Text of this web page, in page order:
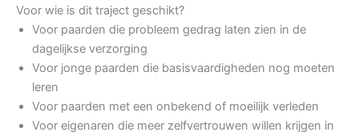
Voor wie is dit traject geschikt?
Voor paarden die probleem gedrag laten zien in de
dagelijkse verzorging
Voor jonge paarden die basisvaardigheden nog moeten
leren
Voor paarden met een onbekend of moeilijk verleden
Voor eigenaren die meer zelfvertrouwen willen krijgen in